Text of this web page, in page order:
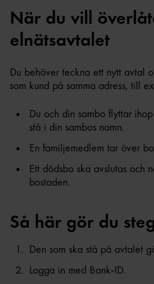
När du vill
elnätsavtalet
Du behöver teckna ett nytt avtal
som kund på samma adress, till
Du och din sambo flyttar
stå i din sambos namn.
En familjemedlem tar över
Ett dödsbo ska avslutas och
bostaden.
Så här gör du
Den som ska stå på avtalet
Logga in med Bank‑ID.